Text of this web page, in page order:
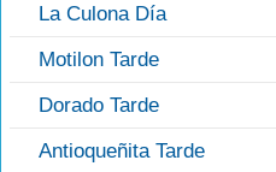
La Culona Día
Motilon Tarde
Dorado Tarde
Antioqueñita Tarde